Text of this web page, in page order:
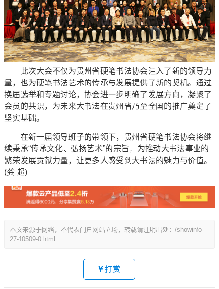
此次大会不仅为贵州省硬笔书法协会注入了新的领导力
量，也为硬笔书法艺术的传承与发展提供了新的契机。通过
换届选举和专题讨论，协会进一步明确了发展方向，凝聚了
会员的共识，为未来大书法在贵州省乃至全国的推广奠定了
坚实基础。
在新一届领导班子的带领下，贵州省硬笔书法协会将继
续秉承“传承文化、弘扬艺术”的宗旨，为推动大书法事业的
繁荣发展贡献力量，让更多人感受到大书法的魅力与价值。
(龚 超)
本文来源于网络，不代表门户网站立场，转载请注明出处：/showinfo-
27-10509-0.html
打赏